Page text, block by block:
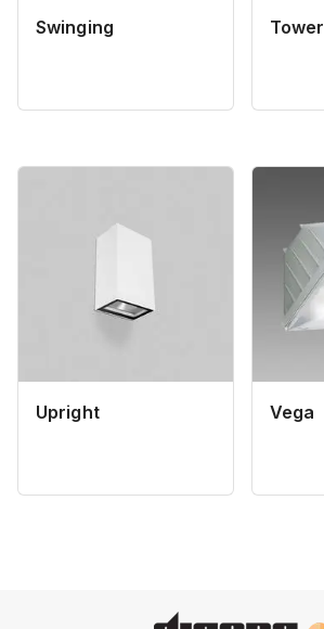
Swinging Tower
Upright Vega